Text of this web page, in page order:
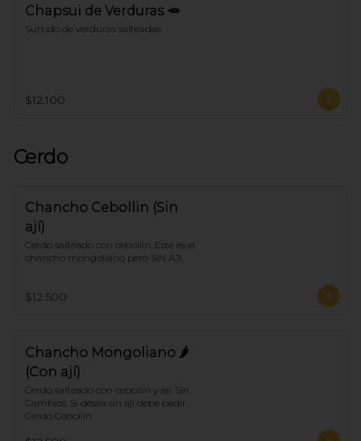
Chapsui de Verduras 🥕
Surtido de verduras salteadas
$12.100
Cerdo
Chancho Cebollin (Sin
ají)
Cerdo salteado con cebollín. Este es el
chancho mongoliano pero SIN AJI.
$12.500
Chancho Mongoliano 🌶
(Con ají)
Cerdo salteado con cebollín y ají. Sin
Cambios. Si desea sin ají debe pedir
Cerdo Cebollín.